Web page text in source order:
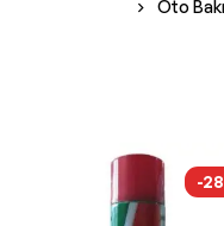
Oto
-